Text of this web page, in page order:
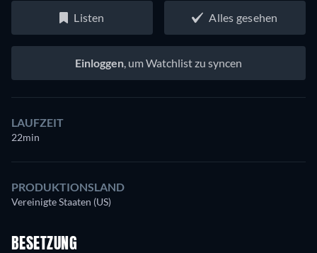
Listen Alles gesehen
Einloggen , um Watchlist zu syncen
LAUFZEIT
22min
PRODUKTIONSLAND
Vereinigte Staaten (US)
BESETZUNG